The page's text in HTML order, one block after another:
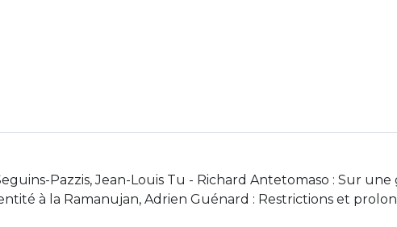
Pazzis, Jean-Louis Tu - Richard Antetomaso : Sur
à la Ramanujan, Adrien Guénard : Restrictions et